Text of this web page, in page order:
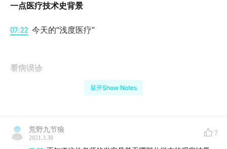
一点医疗技术史背景
07:22 今天的“浅度医疗”
看病误诊
28:20 信息竖井
展开Show Notes
荒野九节狼
2021.3.30
7